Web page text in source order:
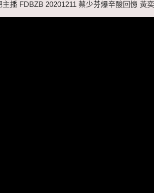
主播 FDBZB 20201211 蔡少芬爆辛酸回憶 黃